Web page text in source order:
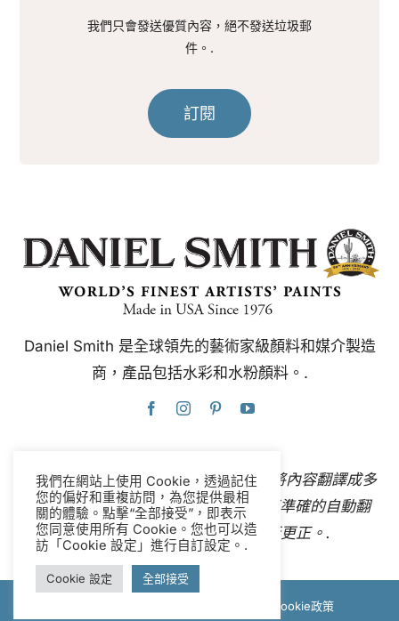
我們只會發送優質內容，絕不發送垃圾郵
件。.
訂閱
Daniel Smith 是全球領先的藝術家級顏料和媒介製造
商，產品包括水彩和水粉顏料。.
本網站使用Google翻譯，可即時自動將內容翻譯成多
種語言。聯絡我們如果您發現任何不準確的自動翻
譯，請告知我們，以便我們進行更正。.
Cookie政策
我們在網站上使用 Cookie，透過記住
您的偏好和重複訪問，為您提供最相
關的體驗。點擊“全部接受”，即表示
您同意使用所有 Cookie。您也可以造
訪「Cookie 設定」進行自訂設定。.
Cookie 設定 全部接受